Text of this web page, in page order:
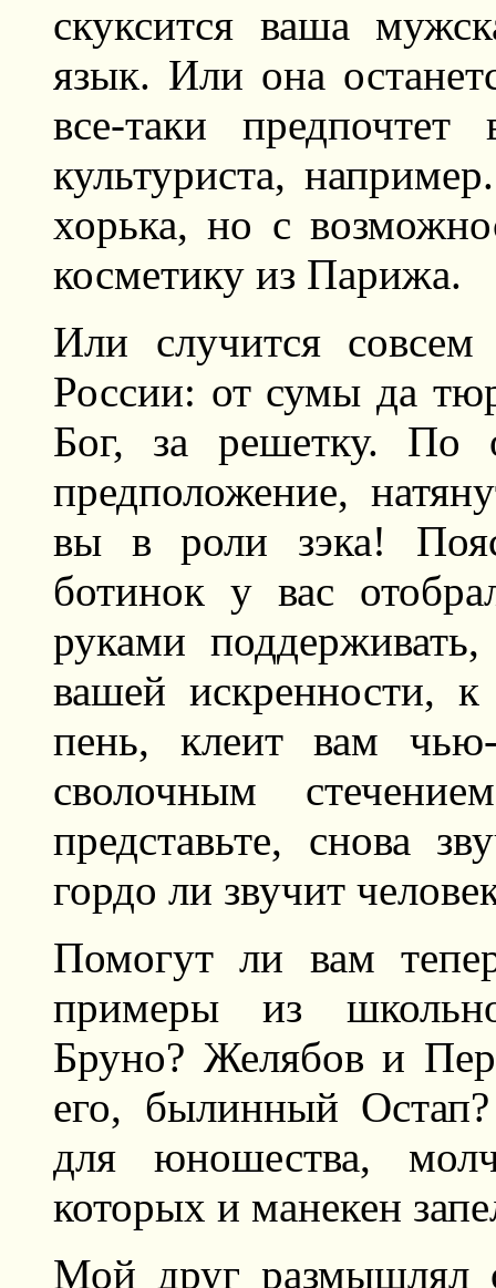
скуксится ваша
язык. Или она
все-таки
культуриста,
хорька, но с
косметику из Парижа.
Или случится
России: от сумы да
Бог, за решетку. По
предположение,
вы в роли зэка!
ботинок у вас
руками
вашей искренности,
пень, клеит вам
сволочным
представьте, снова
гордо ли звучит
Помогут ли вам
примеры из
Бруно? Желябов и
его, былинный
для юношества,
которых и манекен
Мой друг размышлял